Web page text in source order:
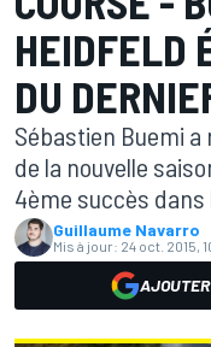
HEIDFELD
DU
Sébastien Buemi
de la nouvelle
4ème succès dans
Guillaume Navarro
Mis à jour: 24 oct. 2015,